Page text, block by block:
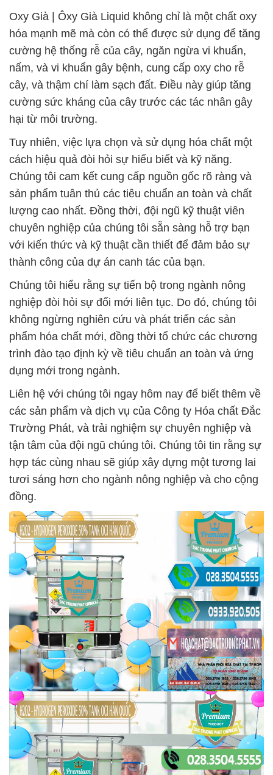
Oxy Già | Ôxy Già Liquid không chỉ là một chất oxy
hóa mạnh mẽ mà còn có thể được sử dụng để tăng
cường hệ thống rễ của cây, ngăn ngừa vi khuẩn,
nấm, và vi khuẩn gây bệnh, cung cấp oxy cho rễ
cây, và thậm chí làm sạch đất. Điều này giúp tăng
cường sức kháng của cây trước các tác nhân gây
hại từ môi trường.
Tuy nhiên, việc lựa chọn và sử dụng hóa chất một
cách hiệu quả đòi hỏi sự hiểu biết và kỹ năng.
Chúng tôi cam kết cung cấp nguồn gốc rõ ràng và
sản phẩm tuân thủ các tiêu chuẩn an toàn và chất
lượng cao nhất. Đồng thời, đội ngũ kỹ thuật viên
chuyên nghiệp của chúng tôi sẵn sàng hỗ trợ bạn
với kiến thức và kỹ thuật cần thiết để đảm bảo sự
thành công của dự án canh tác của bạn.
Chúng tôi hiểu rằng sự tiến bộ trong ngành nông
nghiệp đòi hỏi sự đổi mới liên tục. Do đó, chúng tôi
không ngừng nghiên cứu và phát triển các sản
phẩm hóa chất mới, đồng thời tổ chức các chương
trình đào tạo định kỳ về tiêu chuẩn an toàn và ứng
dụng mới trong ngành.
Liên hệ với chúng tôi ngay hôm nay để biết thêm về
các sản phẩm và dịch vụ của Công ty Hóa chất Đắc
Trường Phát, và trải nghiệm sự chuyên nghiệp và
tận tâm của đội ngũ chúng tôi. Chúng tôi tin rằng sự
hợp tác cùng nhau sẽ giúp xây dựng một tương lai
tươi sáng hơn cho ngành nông nghiệp và cho cộng
đồng.